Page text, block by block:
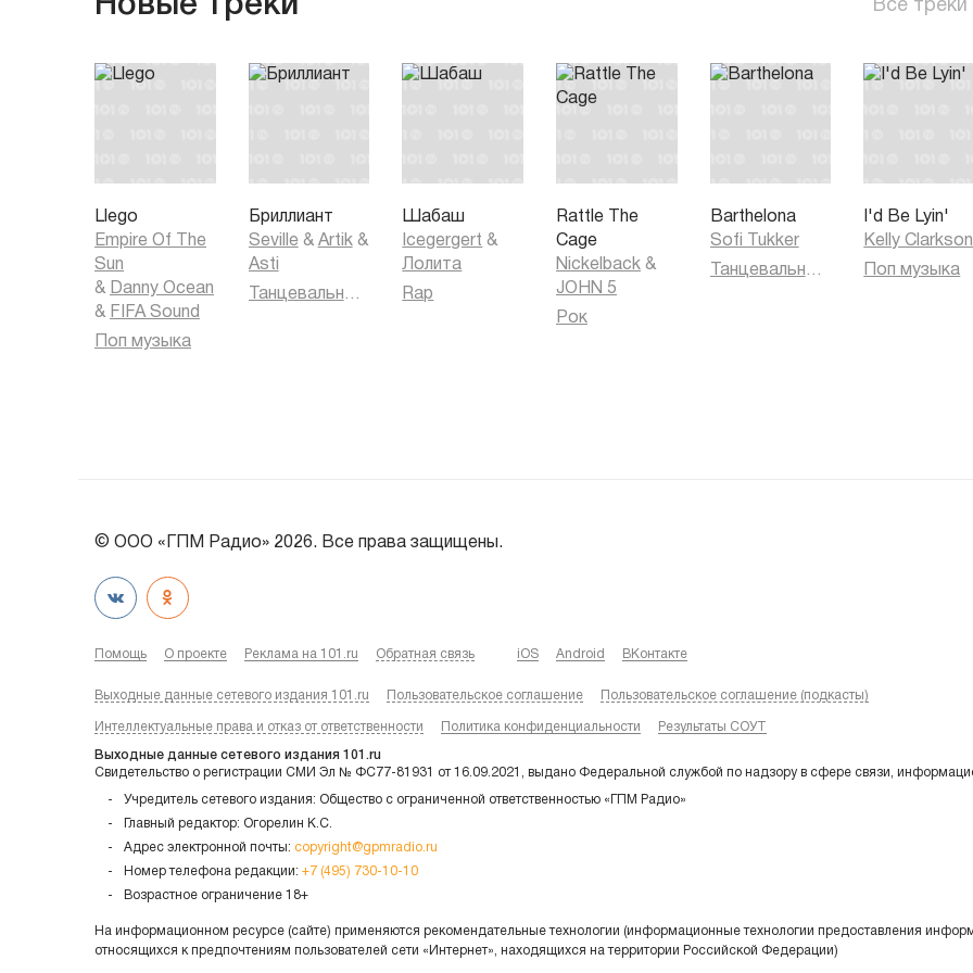
Все треки
Llego
Empire Of The
Sun
& Danny Ocean
& FIFA Sound
Поп музыка
Бриллиант
Seville & Artik &
Asti
Шабаш
Icegergert &
Лолита
Rap
Rattle The
Cage
Nickelback &
JOHN 5
Рок
Barthelona
Sofi Tukker
I'd Be Lyin'
Kelly Clarkson
Поп музыка
© ООО «ГПМ Радио» 2026. Все права защищены.
Помощь О проекте Реклама на 101.ru Обратная связь iOS Android ВКонтакте
Выходные данные сетевого издания 101.ru Пользовательское соглашение Пользовательское соглашение (подкасты)
Интеллектуальные права и отказ от ответственности Политика конфиденциальности Результаты СОУТ
Выходные данные сетевого издания 101.ru
Свидетельство о регистрации СМИ Эл № ФС77-81931 от 16.09.2021, выдано Федеральной службой по надзору в сфере связи,
Учредитель сетевого издания: Общество с ограниченной ответственностью «ГПМ Радио»
Главный редактор: Огорелин К.С.
Адрес электронной почты: copyright@gpmradio.ru
Номер телефона редакции: +7 (495) 730-10-10
Возрастное ограничение 18+
На информационном ресурсе (сайте) применяются рекомендательные технологии (информационные технологии предоставления
относящихся к предпочтениям пользователей сети «Интернет», находящихся на территории Российской Федерации)